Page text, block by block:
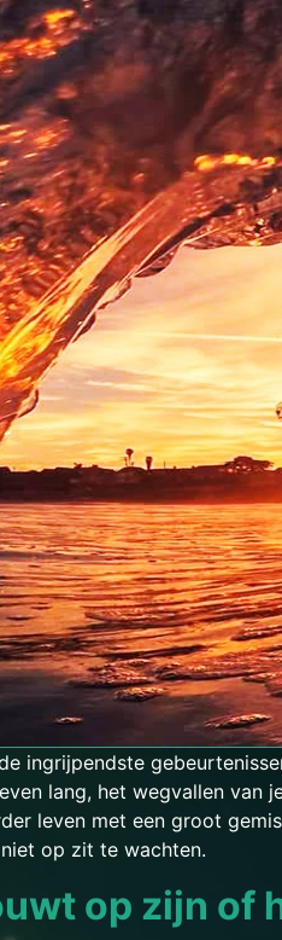
ingrijpendste
lang, het wegvallen van
leven met een groot
op zit te wachten.
op zijn of